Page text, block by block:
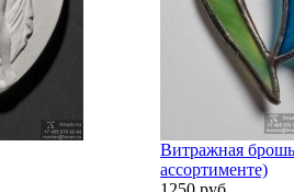
Витражная
ассортименте)